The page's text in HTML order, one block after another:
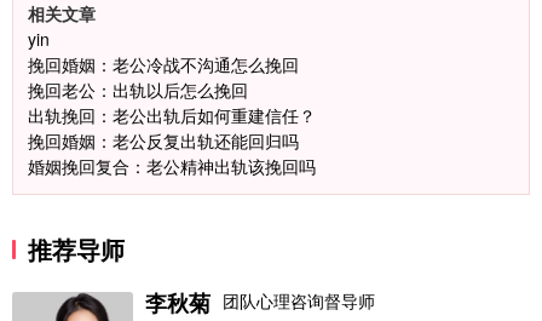
相关文章
yin
挽回婚姻：老公冷战不沟通怎么挽回
挽回老公：出轨以后怎么挽回
出轨挽回：老公出轨后如何重建信任？
挽回婚姻：老公反复出轨还能回归吗
婚姻挽回复合：老公精神出轨该挽回吗
推荐导师
李秋菊 团队心理咨询督导师